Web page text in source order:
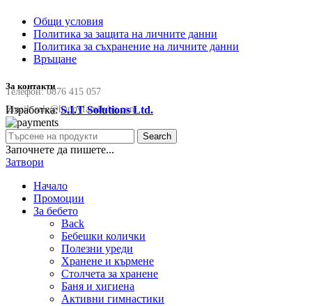
Общи условия
Политика за защита на личните данни
Политика за съхранение на личните данни
Връщане
За контакти
Телефон:0876 415 057
Email:sale@happyfamilybg.com
Изработка:S.I.T Solutions Ltd.
Search
Започнете да пишете...
Затвори
Начало
Промоции
За бебето
Back
Бебешки колички
Полезни уреди
Хранене и кърмене
Столчета за хранене
Баня и хигиена
Активни гимнастики